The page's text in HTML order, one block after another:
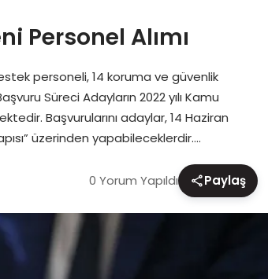
Personel Alımı
personeli, 14 koruma ve güvenlik
Süreci Adayların 2022 yılı Kamu
Başvurularını adaylar, 14 Haziran
üzerinden yapabileceklerdir….
0 Yorum Yapıldı Paylaş